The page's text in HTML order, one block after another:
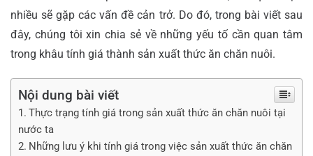
nhiều sẽ gặp các vấn đề cản trở. Do đó, trong bài viết sau
đây, chúng tôi xin chia sẻ về những yếu tố cần quan tâm
trong khâu tính giá thành sản xuất thức ăn chăn nuôi.
Nội dung bài viết
Thực trạng tính giá trong sản xuất thức ăn chăn nuôi tại
nước ta
Những lưu ý khi tính giá trong việc sản xuất thức ăn chăn